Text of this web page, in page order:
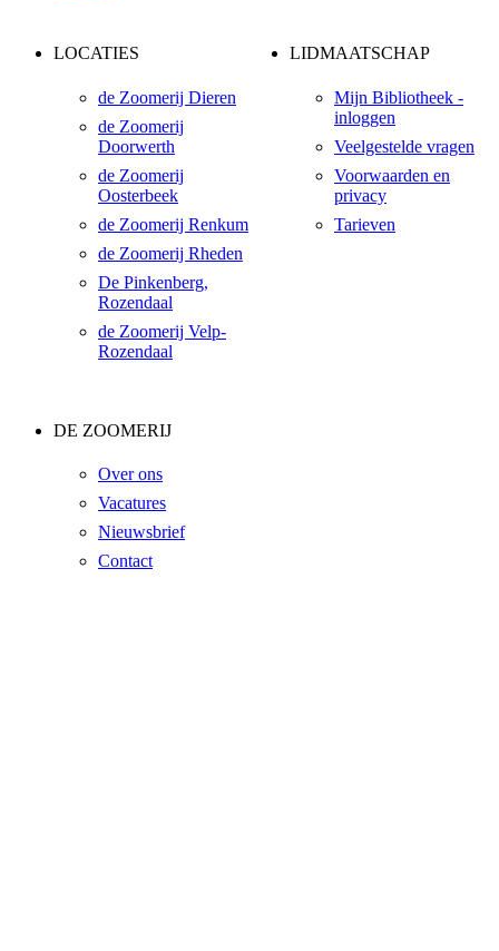
LOCATIES
de Zoomerij Dieren
de Zoomerij
Doorwerth
de Zoomerij
Oosterbeek
de Zoomerij Renkum
de Zoomerij Rheden
De Pinkenberg,
Rozendaal
de Zoomerij Velp-
Rozendaal
LIDMAATSCHAP
Mijn Bibliotheek -
inloggen
Veelgestelde vragen
Voorwaarden en
privacy
Tarieven
DE ZOOMERIJ
Over ons
Vacatures
Nieuwsbrief
Contact